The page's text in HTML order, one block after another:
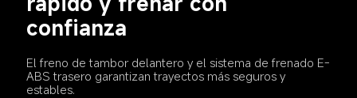
confianza
El freno de tambor delantero y el sistema de frenado E-
ABS trasero garantizan trayectos más seguros y
estables.